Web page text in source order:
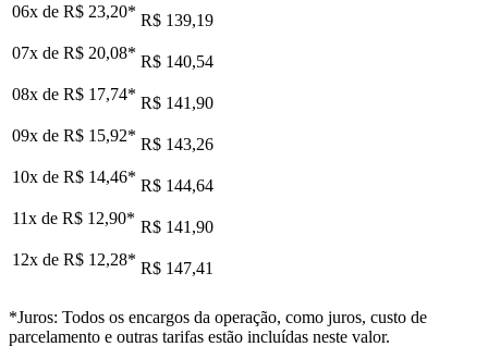
06x de R$ 23,20* R$ 139,19
07x de R$ 20,08* R$ 140,54
08x de R$ 17,74* R$ 141,90
09x de R$ 15,92* R$ 143,26
10x de R$ 14,46* R$ 144,64
11x de R$ 12,90* R$ 141,90
12x de R$ 12,28* R$ 147,41
*Juros: Todos os encargos da operação, como juros, custo de
parcelamento e outras tarifas estão incluídas neste valor.